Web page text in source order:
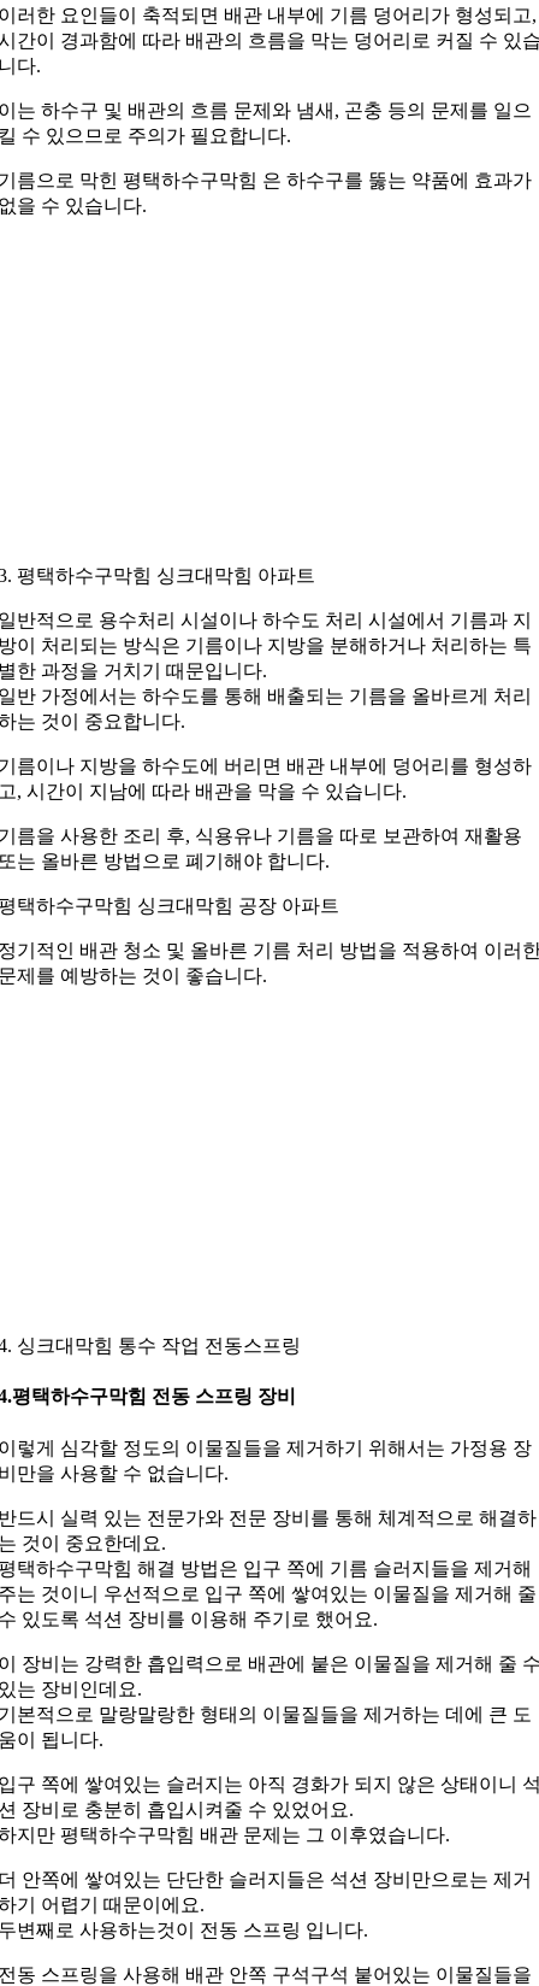
러한 요인들이 축적되면 배관 내부에 기름 덩어리가 형성되고,
간이 경과함에 따라 배관의 흐름을 막는 덩어리로 커질 수 있
다.
는 하수구 및 배관의 흐름 문제와 냄새, 곤충 등의 문제를 일으
수 있으므로 주의가 필요합니다.
름으로 막힌 평택하수구막힘 은 하수구를 뚫는 약품에 효과가
을 수 있습니다.
평택하수구막힘 싱크대막힘 아파트
반적으로 용수처리 시설이나 하수도 처리 시설에서 기름과 지
이 처리되는 방식은 기름이나 지방을 분해하거나 처리하는 특
한 과정을 거치기 때문입니다.
반 가정에서는 하수도를 통해 배출되는 기름을 올바르게 처리
는 것이 중요합니다.
름이나 지방을 하수도에 버리면 배관 내부에 덩어리를 형성하
, 시간이 지남에 따라 배관을 막을 수 있습니다.
름을 사용한 조리 후, 식용유나 기름을 따로 보관하여 재활용
는 올바른 방법으로 폐기해야 합니다.
택하수구막힘 싱크대막힘 공장 아파트
기적인 배관 청소 및 올바른 기름 처리 방법을 적용하여 이러
제를 예방하는 것이 좋습니다.
싱크대막힘 통수 작업 전동스프링
평택하수구막힘 전동 스프링 장비
렇게 심각할 정도의 이물질들을 제거하기 위해서는 가정용 장
만을 사용할 수 없습니다.
드시 실력 있는 전문가와 전문 장비를 통해 체계적으로 해결하
것이 중요한데요.
택하수구막힘 해결 방법은 입구 쪽에 기름 슬러지들을 제거해
는 것이니 우선적으로 입구 쪽에 쌓여있는 이물질을 제거해 줄
있도록 석션 장비를 이용해 주기로 했어요.
장비는 강력한 흡입력으로 배관에 붙은 이물질을 제거해 줄
는 장비인데요.
본적으로 말랑말랑한 형태의 이물질들을 제거하는 데에 큰 도
이 됩니다.
구 쪽에 쌓여있는 슬러지는 아직 경화가 되지 않은 상태이니
장비로 충분히 흡입시켜줄 수 있었어요.
지만 평택하수구막힘 배관 문제는 그 이후였습니다.
안쪽에 쌓여있는 단단한 슬러지들은 석션 장비만으로는 제거
기 어렵기 때문이에요.
변째로 사용하는것이 전동 스프링 입니다.
동 스프링을 사용해 배관 안쪽 구석구석 붙어있는 이물질들을